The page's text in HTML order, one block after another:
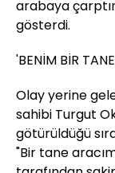
arabaya
gösterdi.
'BENİM BİR
Olay yerine
sahibi Turgut
götürüldüğü
"Bir tane